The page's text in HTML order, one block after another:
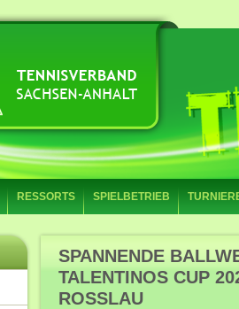
RESSORTS SPIELBETRIEB
SPANNENDE
TALENTINOS CUP
ROSSLAU